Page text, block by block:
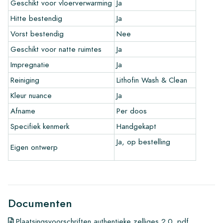
Handige links voor Zelliges
•Meer informatie over onze tegels
•Bekijk onze brochures
•Onderhoudsproducten
Geschikt voor vloerverwarming Ja
Hitte bestendig
Ja
Vorst bestendig
Nee
Geschikt voor natte ruimtes
Ja
Impregnatie
Ja
Reiniging
Lithofin Wash & Clean
Kleur nuance
Ja
Afname
Per doos
Specifiek kenmerk
Handgekapt
Eigen ontwerp
Ja, op bestelling
Documenten